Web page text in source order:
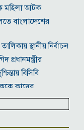
মহিলা আটক
বাংলাদেশের
স্থানীয় নির্বাচন
প্রধানমন্ত্রীর
বিসিবি
কাদের
বেইমানি করেছেন